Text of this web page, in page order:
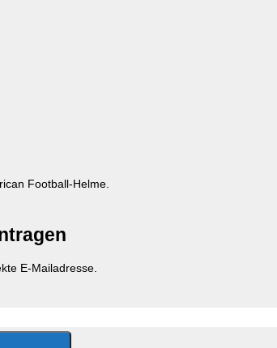
Football-Helme.
E-Mailadresse.